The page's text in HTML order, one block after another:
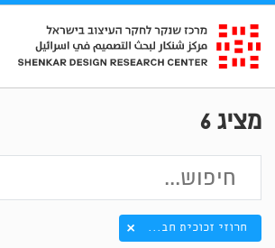
מציג6
חרוזי זכוכית חב...